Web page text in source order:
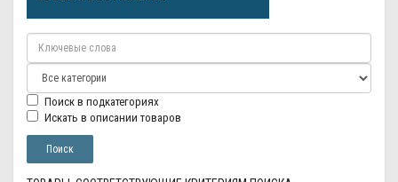
Поиск в подкатегориях
Искать в описании товаров